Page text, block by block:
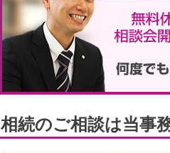
相続のご相談は当事